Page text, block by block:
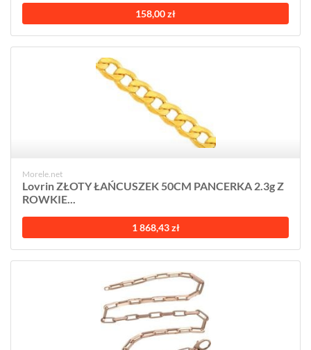
158,00 zł
Morele.net
Lovrin ZŁOTY ŁAŃCUSZEK 50CM PANCERKA 2.3g Z
ROWKIE...
1 868,43 zł